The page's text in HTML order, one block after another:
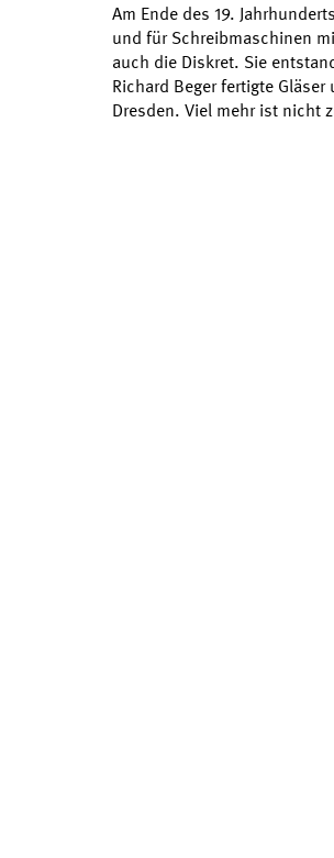
Am Ende des 19.
und für Schreibmaschinen
auch die Diskret. Sie
Richard Beger fertigte
Dresden. Viel mehr ist nicht